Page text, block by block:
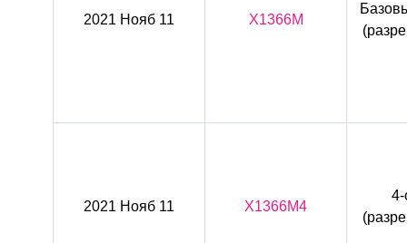
2021 Нояб 11 X1366M
2021 Нояб 11 X1366M4